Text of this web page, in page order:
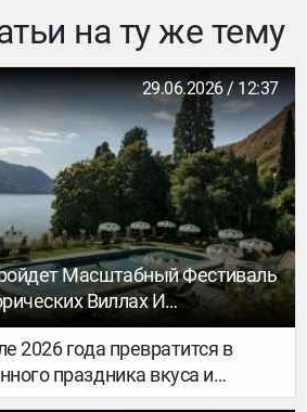
на ту же тему
29.06.2026 / 12:37
Масштабный Фестиваль
Виллах И
2026 года превратится в
праздника вкуса и
5 июля здесь развернётся